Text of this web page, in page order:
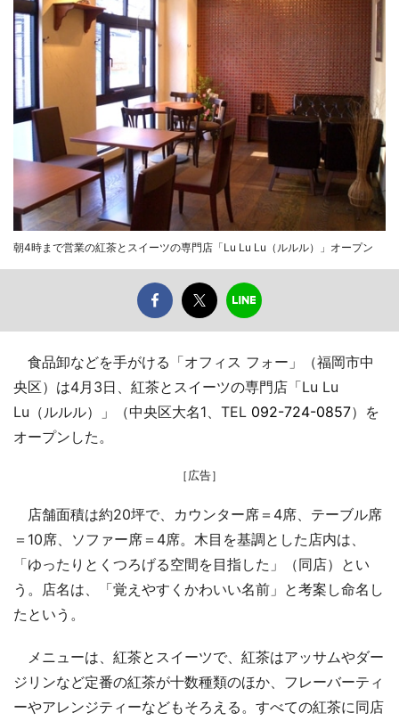
朝4時まで営業の紅茶とスイーツの専門店「Lu Lu Lu（ルルル）」オープン
食品卸などを手がける「オフィス フォー」（福岡市中
央区）は4月3日、紅茶とスイーツの専門店「Lu Lu
Lu（ルルル）」（中央区大名1、TEL 092-724-0857）を
オープンした。
［広告］
店舗面積は約20坪で、カウンター席＝4席、テーブル席
＝10席、ソファー席＝4席。木目を基調とした店内は、
「ゆったりとくつろげる空間を目指した」（同店）とい
う。店名は、「覚えやすくかわいい名前」と考案し命名し
たという。
メニューは、紅茶とスイーツで、紅茶はアッサムやダー
ジリンなど定番の紅茶が十数種類のほか、フレーバーティ
ーやアレンジティーなどもそろえる。すべての紅茶に同店